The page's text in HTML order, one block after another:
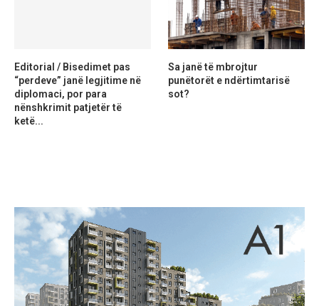
Editorial / Bisedimet pas
“perdeve” janë legjitime në
diplomaci, por para
nënshkrimit patjetër të
ketë...
Sa janë të mbrojtur
punëtorët e ndërtimtarisë
sot?